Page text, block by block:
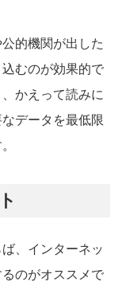
的機関が出した
むのが効果的で
かえって読みに
データを最低限
、インターネッ
のがオススメで